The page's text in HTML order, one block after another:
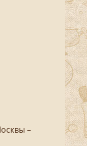
–